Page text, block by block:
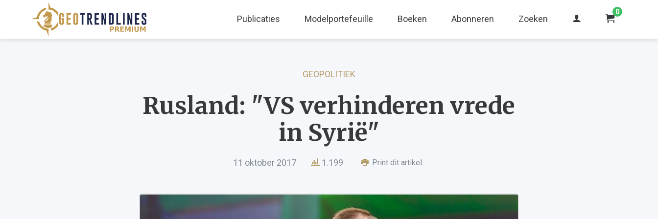
Publicaties Modelportefeuille Boeken Abonneren Zoeken
0
GEOPOLITIEK
Rusland: "VS verhinderen vrede
in Syrië"
11 oktober 2017 1.199 Print dit artikel